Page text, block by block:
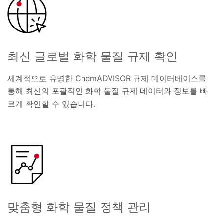
최신 글로벌 화학 물질 규제 확인
세계적으로 유명한 ChemADVISOR 규제 데이터베이스를
통해 최신의 포괄적인 화학 물질 규제 데이터와 정보를 빠
르게 확인할 수 있습니다.
맞춤형 화학 물질 정책 관리